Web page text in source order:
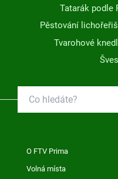
Tatarák podle
Pěstování
Tvarohové
O FTV Prima
Volná místa